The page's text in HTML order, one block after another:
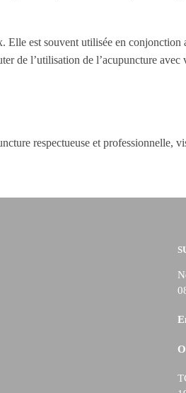
Elle est souvent utilisée en
de l’utilisation de l’acupuncture
respectueuse et professionnelle,